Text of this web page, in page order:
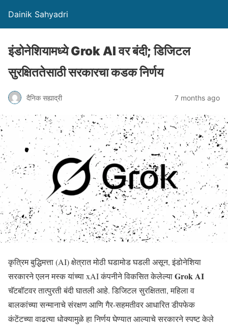
Dainik Sahyadri
इंडोनेशियामध्ये Grok AI वर बंदी; डिजिटल
सुरक्षिततेसाठी सरकारचा कडक निर्णय
दैनिक सह्याद्री 7 months ago
कृत्रिम बुद्धिमत्ता (AI) क्षेत्रात मोठी घडामोड घडली असून, इंडोनेशिया
सरकारने एलन मस्क यांच्या xAI कंपनीने विकसित केलेल्याGrok AI
चॅटबॉटवर तात्पुरती बंदी घातली आहे. डिजिटल सुरक्षितता, महिला व
बालकांच्या सन्मानाचे संरक्षण आणि गैर-सहमतीवर आधारित डीपफेक
कंटेंटच्या वाढत्या धोक्यामुळे हा निर्णय घेण्यात आल्याचे सरकारने स्पष्ट केले